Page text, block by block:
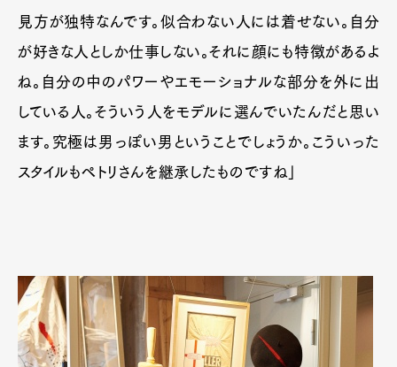
見方が独特なんです。似合わない人には着せない。自分
が好きな人としか仕事しない。それに顔にも特徴があるよ
ね。自分の中のパワーやエモーショナルな部分を外に出
している人。そういう人をモデルに選んでいたんだと思い
ます。究極は男っぽい男ということでしょうか。こういった
スタイルもペトリさんを継承したものですね」